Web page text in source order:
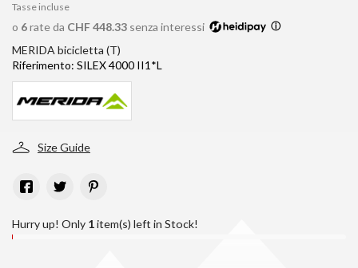
Tasse incluse
o 6rate da CHF 448.33 senza interessi ⓘ
MERIDA bicicletta (T)
Riferimento: SILEX 4000 II1*L
Size Guide
Hurry up! Only 1item(s) left in Stock!